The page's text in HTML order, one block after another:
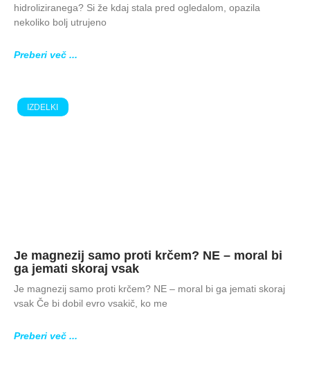
hidroliziranega? Si že kdaj stala pred ogledalom, opazila
nekoliko bolj utrujeno
Preberi več ...
IZDELKI
Je magnezij samo proti krčem? NE – moral bi
ga jemati skoraj vsak
Je magnezij samo proti krčem? NE – moral bi ga jemati skoraj
vsak Če bi dobil evro vsakič, ko me
Preberi več ...